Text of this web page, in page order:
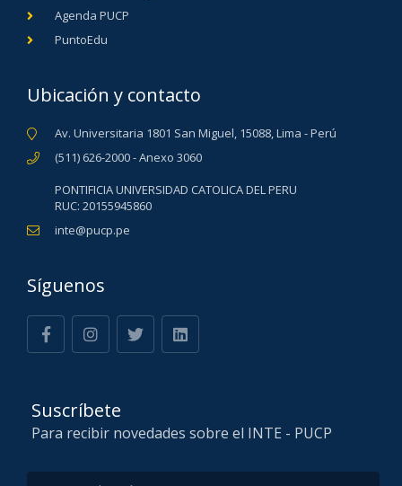
Agenda PUCP
PuntoEdu
Ubicación y contacto
Av. Universitaria 1801 San Miguel, 15088, Lima - Perú
(511) 626-2000 - Anexo 3060
PONTIFICIA UNIVERSIDAD CATOLICA DEL PERU
RUC: 20155945860
inte@pucp.pe
Síguenos
Suscríbete
Para recibir novedades sobre el INTE - PUCP